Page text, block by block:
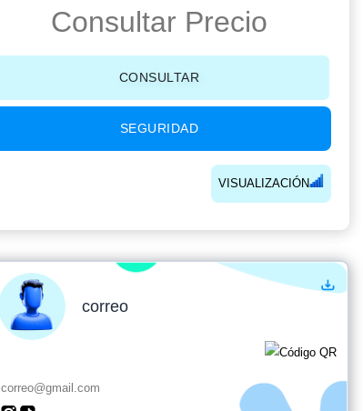
Consultar Precio
CONSULTAR
SEGURIDAD
VISUALIZACIÓN
correo
correo@gmail.com